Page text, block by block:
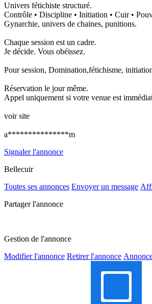
Univers fétichiste structuré.
Contrôle • Discipline • Initiation • Cuir •
Gynarchie, univers de chaines, punitions.
Chaque session est un cadre.
Je décide. Vous obéissez.
Pour session, Domination,fétichisme,
Réservation le jour même.
Appel uniquement si votre venue est
voir site
a***************m
Signaler l'annonce
Bellecuir
Toutes ses annonces Envoyer un message
Partager l'annonce
Gestion de l'annonce
Modifier l'annonce Retirer l'annonce